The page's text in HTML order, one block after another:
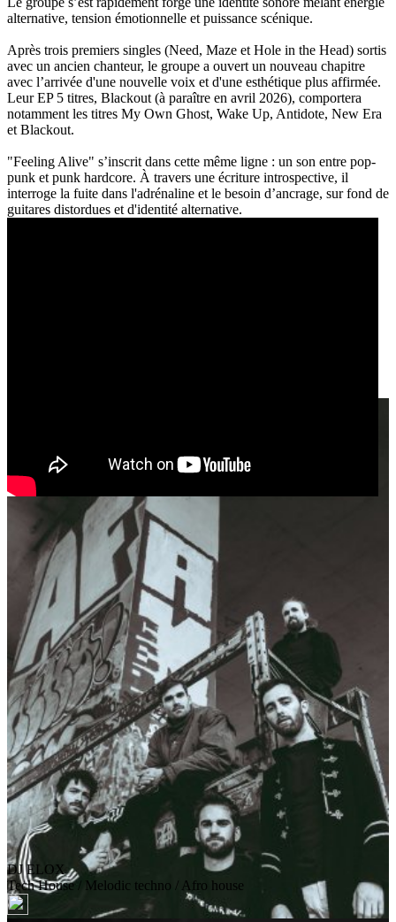
alternative, tension émotionnelle et puissance scénique.
Après trois premiers singles (Need, Maze et Hole in the Head) sortis
avec un ancien chanteur, le groupe a ouvert un nouveau chapitre
avec l’arrivée d'une nouvelle voix et d'une esthétique plus affirmée.
Leur EP 5 titres, Blackout (à paraître en avril 2026), comportera
notamment les titres My Own Ghost, Wake Up, Antidote, New Era
et Blackout.
"Feeling Alive" s’inscrit dans cette même ligne : un son entre pop-
punk et punk hardcore. À travers une écriture introspective, il
interroge la fuite dans l'adrénaline et le besoin d’ancrage, sur fond de
guitares distordues et d'identité alternative.
DJ ELOX
Tech House / Melodic techno / Afro house